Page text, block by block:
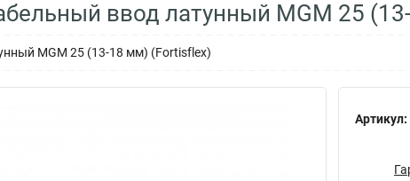
ввод латунный МGM 25
МGM 25 (13-18 мм) (Fortisflex)
Артикул: